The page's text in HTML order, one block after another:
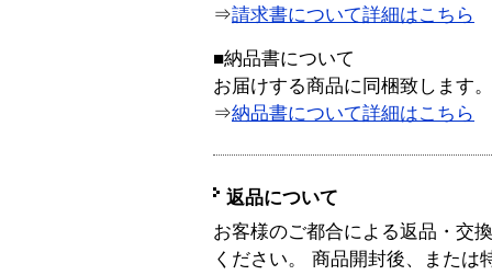
⇒請求書について詳細はこちら
■納品書について
お届けする商品に同梱致します。
⇒納品書について詳細はこちら
返品について
お客様のご都合による返品・交
ください。 商品開封後、または